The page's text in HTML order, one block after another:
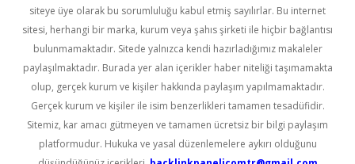
siteye üye olarak bu sorumluluğu kabul etmiş sayılırlar. Bu internet
sitesi, herhangi bir marka, kurum veya şahıs şirketi ile hiçbir bağlantısı
bulunmamaktadır. Sitede yalnızca kendi hazırladığımız makaleler
paylaşılmaktadır. Burada yer alan içerikler haber niteliği taşımamakta
olup, gerçek kurum ve kişiler hakkında paylaşım yapılmamaktadır.
Gerçek kurum ve kişiler ile isim benzerlikleri tamamen tesadüfidir.
Sitemiz, kar amacı gütmeyen ve tamamen ücretsiz bir bilgi paylaşım
platformudur. Hukuka ve yasal düzenlemelere aykırı olduğunu